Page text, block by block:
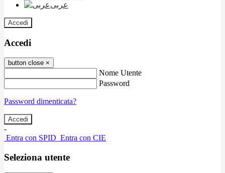
عربى
Accedi
Accedi
button close ×
Nome Utente
Password
Password dimenticata?
-
Entra con SPID Entra con CIE
Seleziona utente